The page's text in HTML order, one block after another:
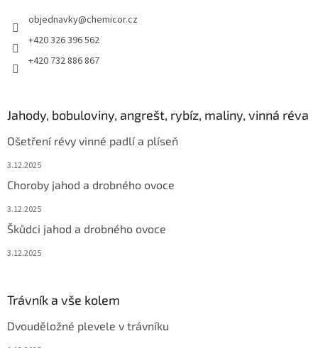
objednavky@chemicor.cz
+420 326 396 562
+420 732 886 867
Jahody, bobuloviny, angrešt, rybíz, maliny, vinná réva
Ošetření révy vinné padlí a plíseň
3.12.2025
Choroby jahod a drobného ovoce
3.12.2025
Škůdci jahod a drobného ovoce
3.12.2025
Trávník a vše kolem
Dvouděložné plevele v trávníku